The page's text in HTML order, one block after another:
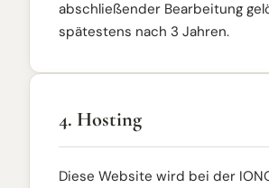
abschließender Bearbeitung
spätestens nach 3 Jahren.
4. Hosting
Diese Website wird bei der